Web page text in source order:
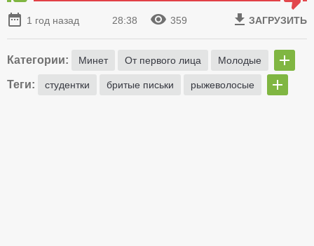
1 год назад 28:38 359 ЗАГРУЗИТЬ
Категории: Минет От первого лица Молодые
Теги: студентки бритые письки рыжеволосые